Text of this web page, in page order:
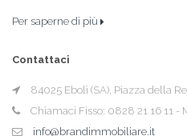
Per saperne di più
Contattaci
84025 Eboli (SA), Piazza della
Chiamaci Fisso: 0828 21 16 11 -
info@brandimmobiliare.it